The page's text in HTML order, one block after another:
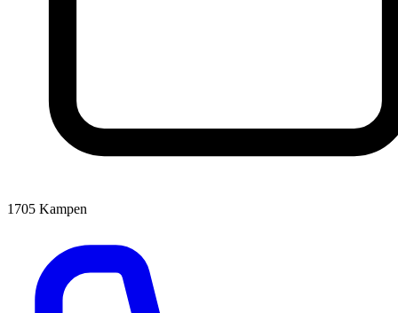
1705 Kampen